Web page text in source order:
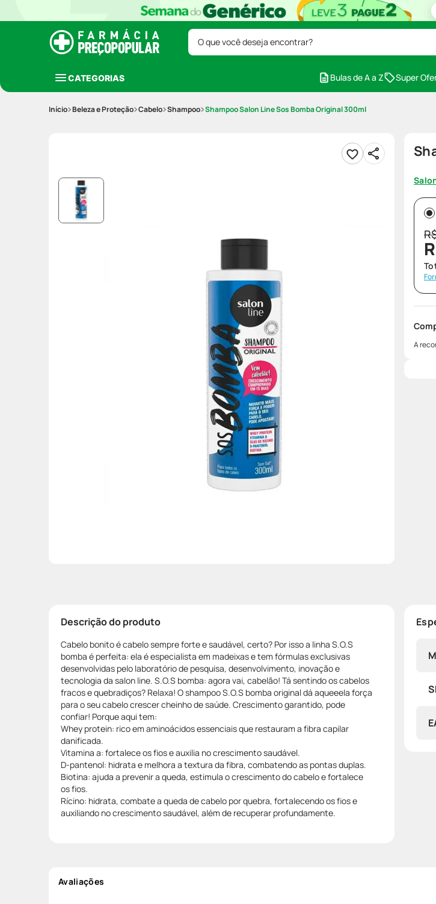
O que você deseja encontrar?
CATEGORIAS Bulas de A a Z Super
Beleza e Proteção Cabelo Shampoo Shampoo Salon Line Sos Bomba Original 300ml
A
Descrição do produto
Cabelo bonito é cabelo sempre forte e saudável, certo? Por isso a linha S.O.S
bomba é perfeita: ela é especialista em madeixas e tem fórmulas exclusivas
desenvolvidas pelo laboratório de pesquisa, desenvolvimento, inovação e
tecnologia da salon line. S.O.S bomba: agora vai, cabelão! Tá sentindo os cabelos
fracos e quebradiços? Relaxa! O shampoo S.O.S bomba original dá aqueeela força
para o seu cabelo crescer cheinho de saúde. Crescimento garantido, pode
confiar! Porque aqui tem:
Whey protein: rico em aminoácidos essenciais que restauram a fibra capilar
danificada.
Vitamina a: fortalece os fios e auxilia no crescimento saudável.
D-pantenol: hidrata e melhora a textura da fibra, combatendo as pontas duplas.
Biotina: ajuda a prevenir a queda, estimula o crescimento do cabelo e fortalece
os fios.
Rícino: hidrata, combate a queda de cabelo por quebra, fortalecendo os fios e
auxiliando no crescimento saudável, além de recuperar profundamente.
Avaliações